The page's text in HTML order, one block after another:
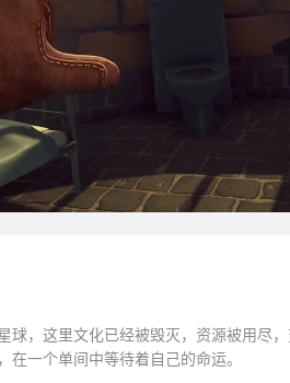
球，这里文化已经被毁灭，资源被用尽
一个单间中等待着自己的命运。